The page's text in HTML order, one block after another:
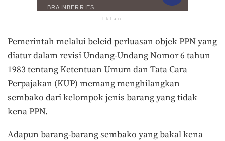
Iklan
Pemerintah melalui beleid perluasan objek PPN yang
diatur dalam revisi Undang-Undang Nomor 6 tahun
1983 tentang Ketentuan Umum dan Tata Cara
Perpajakan (KUP) memang menghilangkan
sembako dari kelompok jenis barang yang tidak
kena PPN.
Adapun barang-barang sembako yang bakal kena